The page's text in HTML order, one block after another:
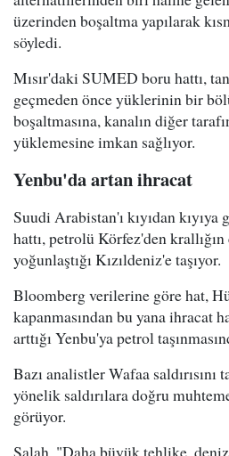
üzerinden boşaltma yapılarak
söyledi.
Mısır'daki SUMED boru hattı,
geçmeden önce yüklerinin bir
boşaltmasına, kanalın diğer
yüklemesine imkan sağlıyor.
Yenbu'da artan ihracat
Suudi Arabistan'ı kıyıdan
hattı, petrolü Körfez'den
yoğunlaştığı Kızıldeniz'e taşıyor.
Bloomberg verilerine göre hat,
kapanmasından bu yana ihracat
arttığı Yenbu'ya petrol
Bazı analistler Wafaa saldırısını
yönelik saldırılara doğru
görüyor.